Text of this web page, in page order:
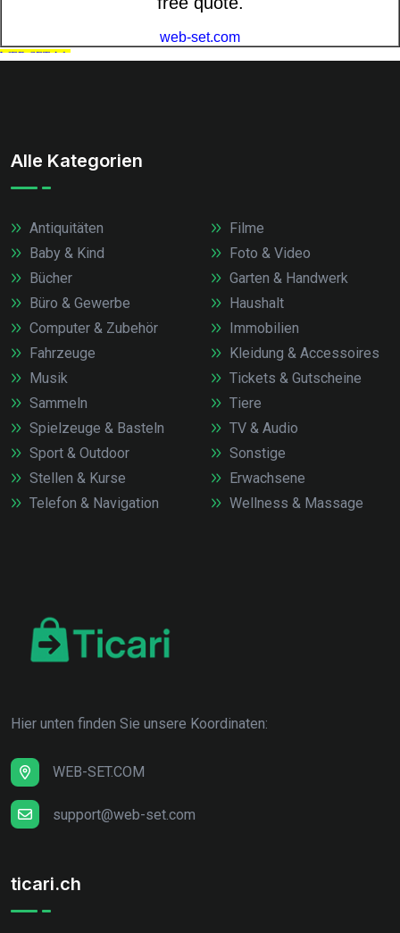
Alle Kategorien
Antiquitäten
Baby & Kind
Bücher
Büro & Gewerbe
Computer & Zubehör
Fahrzeuge
Filme
Foto & Video
Garten & Handwerk
Haushalt
Immobilien
Kleidung & Accessoires
Musik
Sammeln
Spielzeuge & Basteln
Sport & Outdoor
Stellen & Kurse
Telefon & Navigation
Tickets & Gutscheine
Tiere
TV & Audio
Sonstige
Erwachsene
Wellness & Massage
Hier unten finden Sie unsere Koordinaten:
WEB-SET.COM
support@web-set.com
ticari.ch